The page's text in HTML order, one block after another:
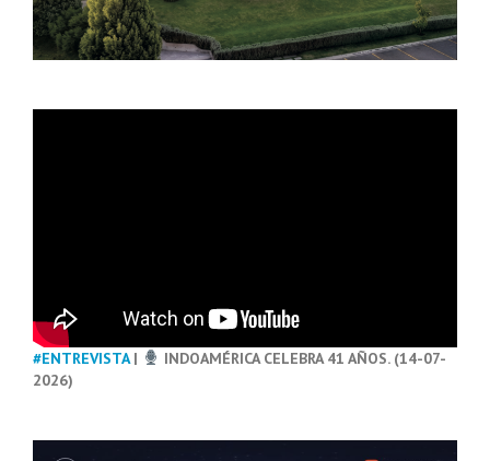
#ENTREVISTA|
INDOAMÉRICA CELEBRA 41 AÑOS. (14-07-
2026)